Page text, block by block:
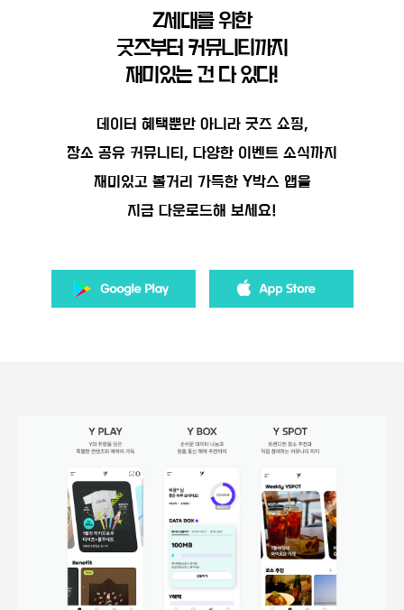
Z세대를 위한
굿즈부터 커뮤니티까지
재미있는 건 다 있다!
데이터 혜택뿐만 아니라 굿즈 쇼핑,
장소 공유 커뮤니티, 다양한 이벤트 소식까지
재미있고 볼거리 가득한 Y박스 앱을
지금 다운로드해 보세요!